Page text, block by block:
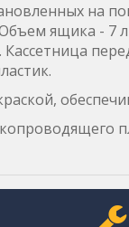
на
ящика - 7